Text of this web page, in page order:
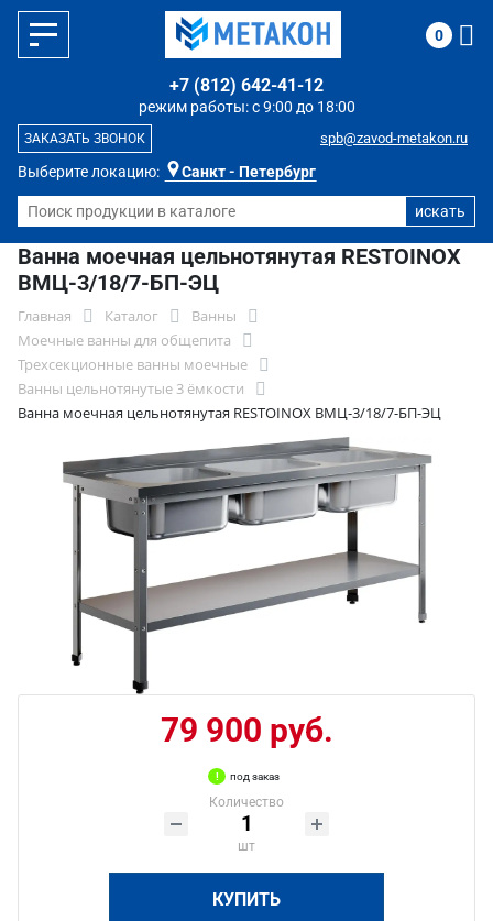
Выберите локацию: Санкт - Петербург
режим работы: с 9:00 до 18:00
+7 (812) 642-41-12
spb@zavod-metakon.ru
ЗАКАЗАТЬ ЗВОНОК
0
Ванна моечная цельнотянутая RESTOINOX
ВМЦ-3/18/7-БП-ЭЦ
Главная Каталог
Ванны
Моечные ванны для общепита
Трехсекционные ванны моечные
Ванны цельнотянутые 3 ёмкости
Ванна моечная цельнотянутая RESTOINOX ВМЦ-3/18/7-БП-ЭЦ
79 900 руб.
под заказ
Количество
шт
КУПИТЬ